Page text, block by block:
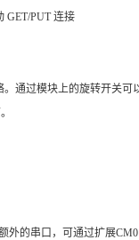
GET/PUT 连接
通过模块上的旋转开关可
外的串口，可通过扩展